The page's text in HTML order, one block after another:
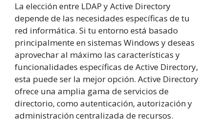
La elección entre LDAP y Active Directory
depende de las necesidades específicas de tu
red informática. Si tu entorno está basado
principalmente en sistemas Windows y deseas
aprovechar al máximo las características y
funcionalidades específicas de Active Directory,
esta puede ser la mejor opción. Active Directory
ofrece una amplia gama de servicios de
directorio, como autenticación, autorización y
administración centralizada de recursos.